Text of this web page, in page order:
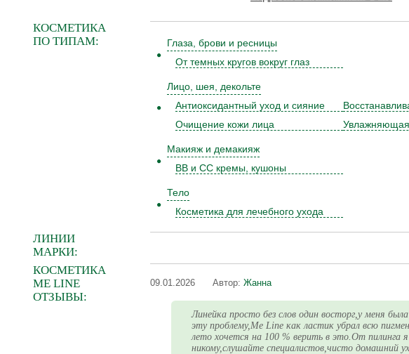
КОСМЕТИКА
ПО ТИПАМ:
Глаза, брови и ресницы
От темных кругов вокруг глаз
Лицо, шея, декольте
Антиоксидантный уход и сияние
Очищение кожи лица
Увлажняющая
Макияж и демакияж
BB и CC кремы, кушоны
Тело
Косметика для лечебного ухода
ЛИНИИ
МАРКИ:
КОСМЕТИКА
ME LINE
ОТЗЫВЫ:
09.01.2026 Автор: Жанна
Линейка просто без слов один восторг,у меня
эту проблему,Me Line как ластик убрал всю
лето хочется на 100 % верить в это.От пилинга
никому,слушайте специалистов,чисто домашний